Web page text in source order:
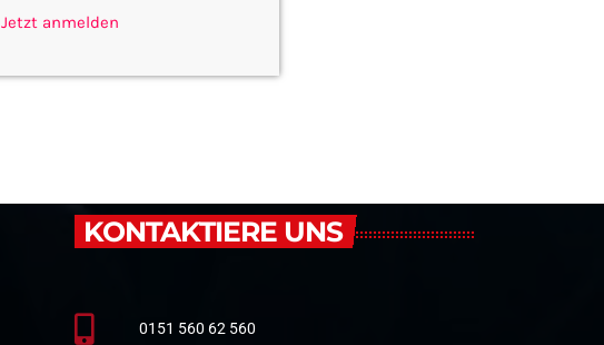
Jetzt anmelden
KONTAKTIERE UNS
0151 560 62 560